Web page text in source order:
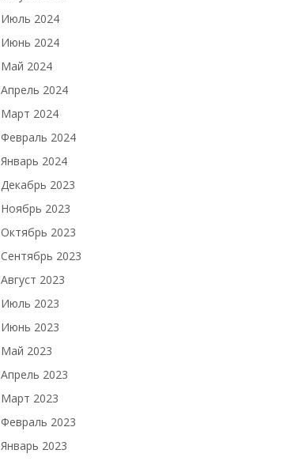
Июль 2024
Июнь 2024
Май 2024
Апрель 2024
Март 2024
Февраль 2024
Январь 2024
Декабрь 2023
Ноябрь 2023
Октябрь 2023
Сентябрь 2023
Август 2023
Июль 2023
Июнь 2023
Май 2023
Апрель 2023
Март 2023
Февраль 2023
Январь 2023